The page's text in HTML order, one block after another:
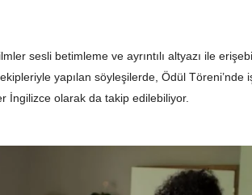
sesli betimleme ve ayrıntılı altyazı ile
yapılan söyleşilerde, Ödül Töreni’nde
İngilizce olarak da takip edilebiliyor.